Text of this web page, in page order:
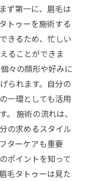
ず第一に、眉毛は
トゥーを施術する
きるため、忙しい
ることができま
々の顔形や好みに
られます。自分の
一環としても活用
。 施術の流れは、
の求めるスタイル
ターケアも重要
ポイントを知って
毛タトゥーは見た